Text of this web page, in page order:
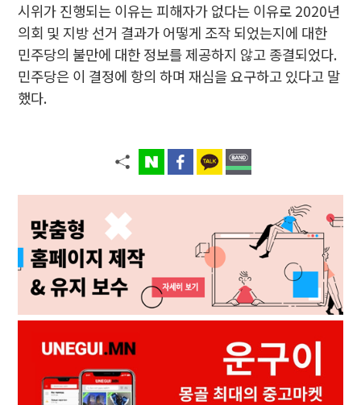
시위가 진행되는 이유는 피해자가 없다는 이유로 2020년
의회 및 지방 선거 결과가 어떻게 조작 되었는지에 대한
민주당의 불만에 대한 정보를 제공하지 않고 종결되었다.
민주당은 이 결정에 항의 하며 재심을 요구하고 있다고 말
했다.